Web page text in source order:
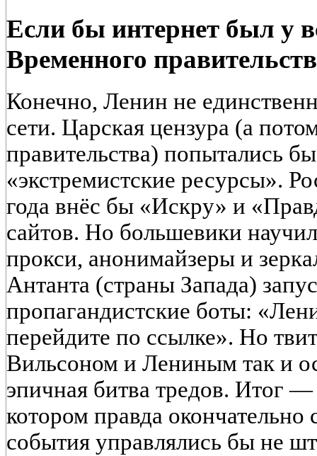
Если бы интернет был у
Временного
Конечно, Ленин не
сети. Царская цензура (а
правительства) попытались
«экстремистские ресурсы».
года внёс бы «Искру» и
сайтов. Но большевики
прокси, анонимайзеры и
Антанта (страны Запада)
пропагандистские боты:
перейдите по ссылке». Но
Вильсоном и Лениным так и
эпичная битва тредов. Итог
котором правда
события управлялись бы не